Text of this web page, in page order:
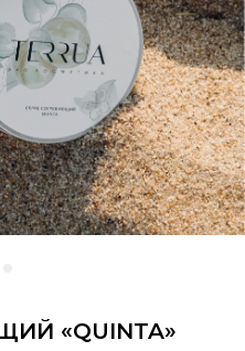
«QUINTA»